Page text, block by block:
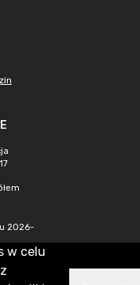
2026-
w celu